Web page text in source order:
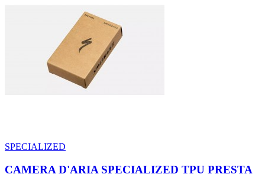
SPECIALIZED
CAMERA D'ARIA SPECIALIZED TPU PRESTA